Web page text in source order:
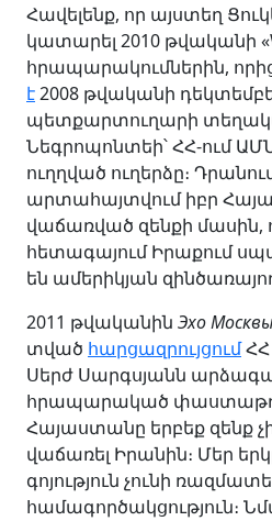
Հավելենք, որ այստեղ
կատարել 2010 թվականի
հրապարակումներին,
է2008 թվականի
պետքարտուղարի
Նեգրոպոնտեի՝ ՀՀ-ում
ուղղված ուղերձը։
արտահայտվում իբր
վաճառված զենքի մասին,
հետագայում Իրաքում
են ամերիկյան
2011 թվականին Эхо Москвы
տված հարցազրույցում
Սերժ Սարգսյանն
հրապարակած
Հայաստանը երբեք զենք
վաճառել Իրանին։ Մեր
գոյություն չունի
համագործակցություն։